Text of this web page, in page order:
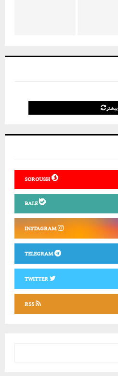
بیشتر
SOROUSH
BALE
INSTAGRAM
TELEGRAM
TWITTER
RSS